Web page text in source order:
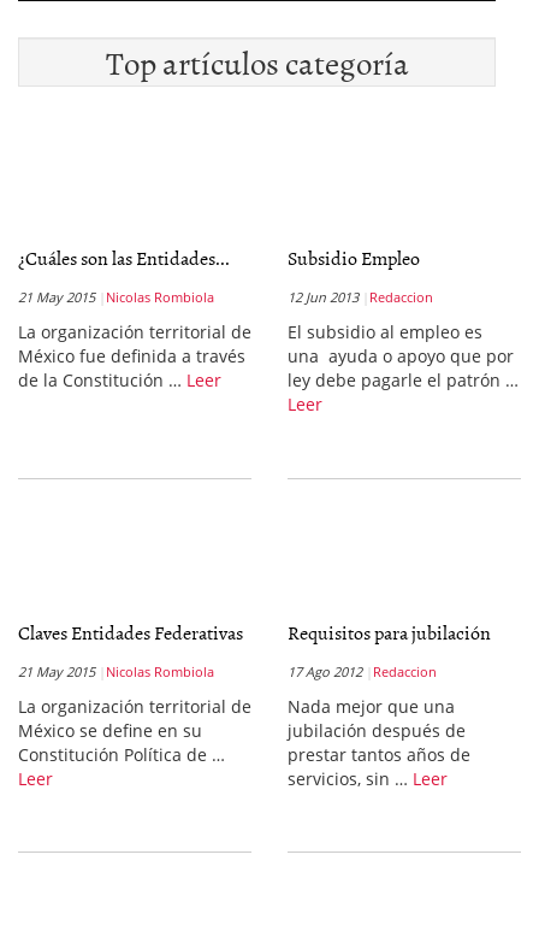
Top artículos categoría
¿Cuáles son las Entidades...
21 May 2015 Nicolas Rombiola
La organización territorial de
México fue definida a través
de la Constitución … Leer
Subsidio Empleo
12 Jun 2013 Redaccion
El subsidio al empleo es
una ayuda o apoyo que por
ley debe pagarle el patrón …
Leer
Claves Entidades Federativas
21 May 2015 Nicolas Rombiola
La organización territorial de
México se define en su
Constitución Política de …
Leer
Requisitos para jubilación
17 Ago 2012 Redaccion
Nada mejor que una
jubilación después de
prestar tantos años de
servicios, sin … Leer